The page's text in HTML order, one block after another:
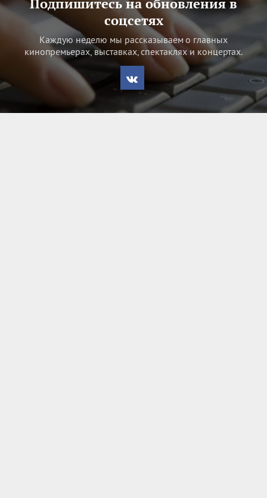
соцсетях
Каждую неделю мы рассказываем о главных
кинопремьерах, выставках, спектаклях и концертах.